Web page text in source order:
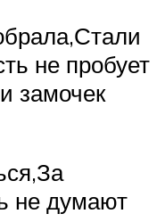
не пробует
замочек
не думают